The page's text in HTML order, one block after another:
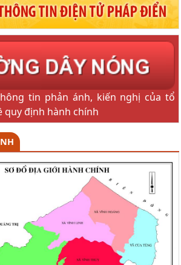
tin phản ánh, kiến nghị của tổ
quy định hành chính